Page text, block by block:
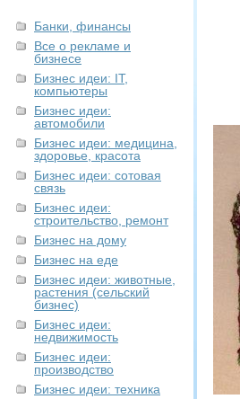
Банки, финансы
Все о рекламе и
бизнесе
Бизнес идеи: IT,
компьютеры
Бизнес идеи:
автомобили
Бизнес идеи: медицина,
здоровье, красота
Бизнес идеи: сотовая
связь
Бизнес идеи:
строительство, ремонт
Бизнес на дому
Бизнес на еде
Бизнес идеи: животные,
растения (сельский
бизнес)
Бизнес идеи:
недвижимость
Бизнес идеи:
производство
Бизнес идеи: техника